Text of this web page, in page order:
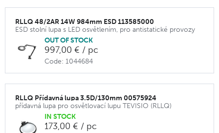
RLLQ 48/2AR 14W 984mm ESD 113585000
ESD stolní lupa s LED osvětlením, pro antistatické provozy
OUT OF STOCK
997,00 € / pc
Code: 1044684
RLLQ Přídavná lupa 3.5D/130mm 00575924
přídavná lupa pro osvětlovací lupu TEVISIO (RLLQ)
IN STOCK
173,00 € / pc